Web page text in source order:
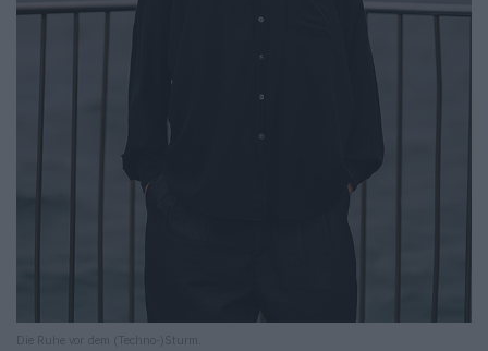
Die Ruhe vor dem (Techno-)Sturm.